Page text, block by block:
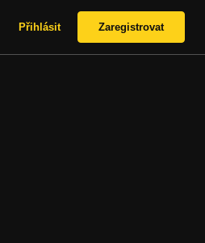
Přihlásit Zaregistrovat